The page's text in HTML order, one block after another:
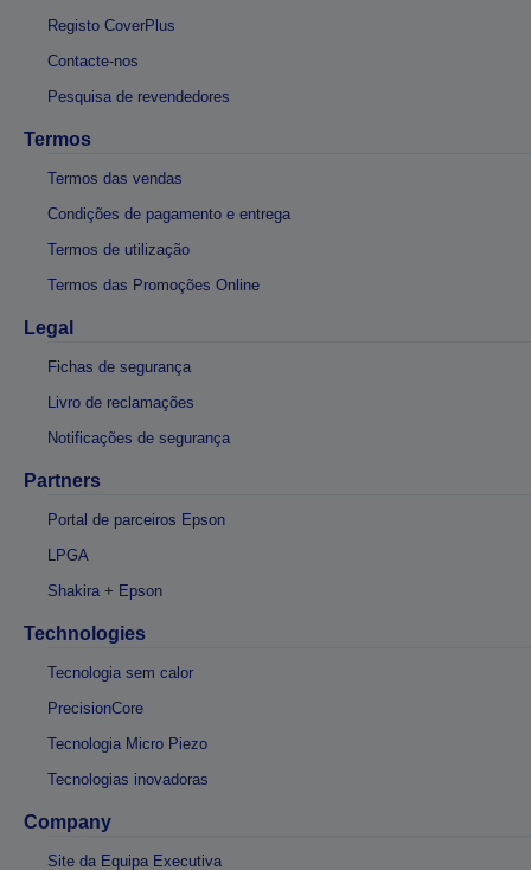
Registo CoverPlus
Contacte-nos
Pesquisa de revendedores
Termos
Termos das vendas
Condições de pagamento e entrega
Termos de utilização
Termos das Promoções Online
Legal
Fichas de segurança
Livro de reclamações
Notificações de segurança
Partners
Portal de parceiros Epson
LPGA
Shakira + Epson
Technologies
Tecnologia sem calor
PrecisionCore
Tecnologia Micro Piezo
Tecnologias inovadoras
Company
Site da Equipa Executiva